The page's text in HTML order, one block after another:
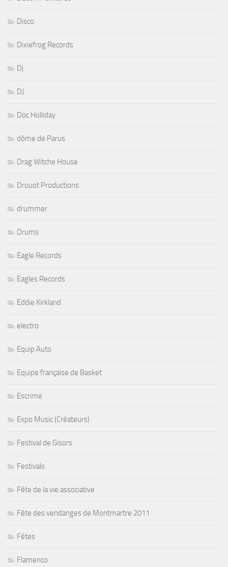
Disco
Dixiefrog Records
Dj
DJ
Doc Holliday
dôme de Parus
Drag Witche House
Drouot Productions
drummer
Drums
Eagle Records
Eagles Records
Eddie Kirkland
electro
Equip Auto
Equipe française de Basket
Escrime
Expo Music (Créateurs)
Festival de Gisors
Festivals
Fête de la vie associative
Fête des vendanges de Montmartre 2011
Fêtes
Flamenco